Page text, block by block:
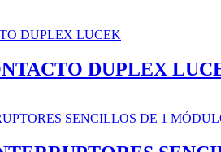
DUPLEX